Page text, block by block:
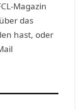
Magazin
das
hast, oder